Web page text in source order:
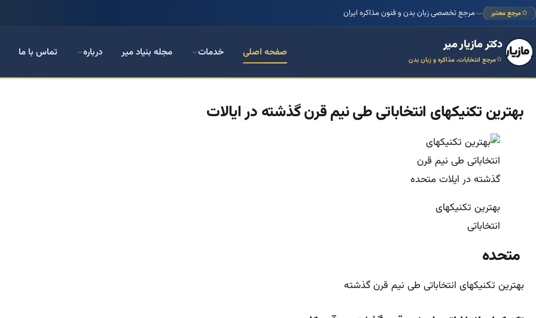
مرجع معتبر مرجع تخصصی زبان بدن و فنون مذاکره ایران
دکتر مازیار میر
مرجع انتخابات، مذاکره و زبان بدن
صفحه اصلی خدمات مجله بنیاد میر درباره تماس با ما
بهترین تکنیکهای انتخاباتی طی نیم قرن گذشته در ایالات
بهترین تکنیکهای
انتخاباتی
متحده
بهترین تکنیکهای انتخاباتی طی نیم قرن گذشته